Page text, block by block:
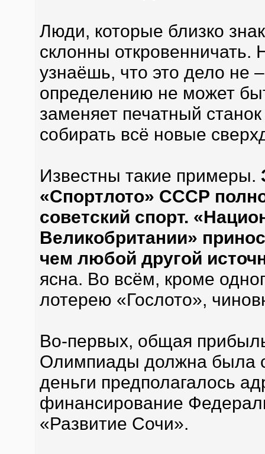
Люди, которые близко
склонны откровенничать.
узнаёшь, что это дело не
определению не может
заменяет печатный
собирать всё новые
Известны такие примеры.
«Спортлото» СССР
советский спорт.
Великобритании»
чем любой другой
ясна. Во всём, кроме
лотерею «Гослото»,
Во-первых, общая
Олимпиады должна была
деньги предполагалось
финансирование
«Развитие Сочи».